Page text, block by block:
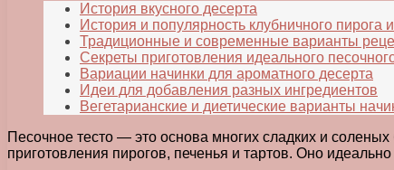
История вкусного десерта
История и популярность клубничного пирога
Традиционные и современные варианты
Секреты приготовления идеального
Вариации начинки для ароматного десерта
Идеи для добавления разных ингредиентов
Вегетарианские и диетические варианты
Песочное тесто — это основа многих сладких и
приготовления пирогов, печенья и тартов. Оно